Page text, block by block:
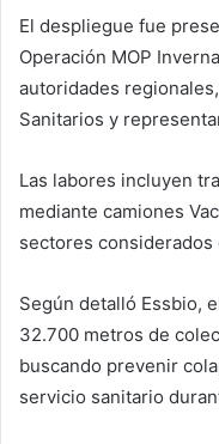
El despliegue fue
Operación MOP
autoridades
Sanitarios y
Las labores incluyen
mediante camiones
sectores
Según detalló Essbio,
32.700 metros de
buscando prevenir
servicio sanitario